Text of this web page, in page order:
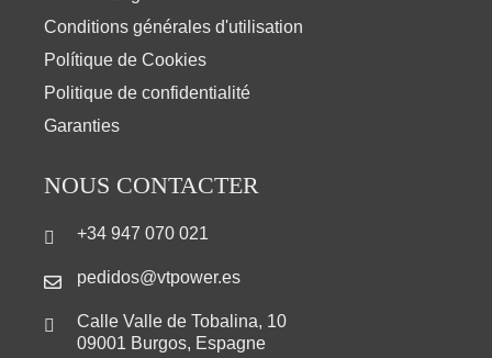
Conditions générales d'utilisation
Polítique de Cookies
Politique de confidentialité
Garanties
NOUS CONTACTER
+34 947 070 021
pedidos@vtpower.es
Calle Valle de Tobalina, 10
09001 Burgos, Espagne